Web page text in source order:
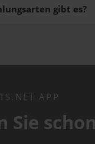
gibt es?
APP
Sie